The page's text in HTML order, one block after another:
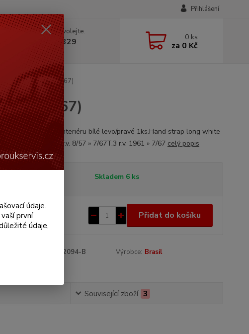
Přihlášení
Nevíte si rady? Zavolejte.
+420 602 330 329
(Po-Pá, 9-18 hod.)
0 ks
za 0 Kč
P - Typ 1/3 (1957 » 67)
» 67)
Madlo B-sloupku interiéru bílé levo/pravé 1ks.Hand strap long white
left/right each.T.1 r.v. 8/57 » 7/67T.3 r.v. 1961 » 7/67 celý popis
Skladem 6 ks
182 Kč
150 Kč bez DPH
Přidat do košíku
98-2094-B Výrobce: Brasil
Související zboží 3
údaje.
první
údaje,